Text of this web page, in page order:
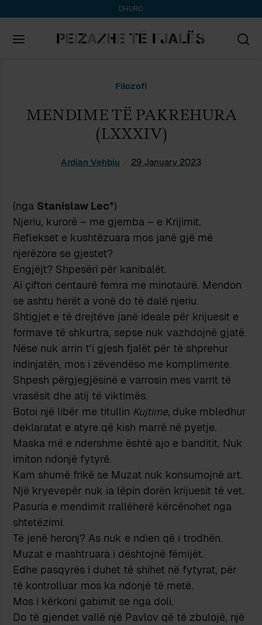
DHURO
Filozofi
MENDIME TË PAKREHURA
(LXXXIV)
Ardian Vehbiu 29 January 2023
(nga Stanislaw Lec*)
Njeriu, kurorë – me gjemba – e Krijimit.
Reflekset e kushtëzuara mos janë gjë më
njerëzore se gjestet?
Engjëjt? Shpesëri për kanibalët.
Ai çifton centaurë femra me minotaurë. Mendon
se ashtu herët a vonë do të dalë njeriu.
Shtigjet e të drejtëve janë ideale për krijuesit e
formave të shkurtra, sepse nuk vazhdojnë gjatë.
Nëse nuk arrin t’i gjesh fjalët për të shprehur
indinjatën, mos i zëvendëso me komplimente.
Shpesh përgjegjësinë e varrosin mes varrit të
vrasësit dhe atij të viktimës.
Botoi një libër me titullin Kujtime, duke mbledhur
deklaratat e atyre që kish marrë në pyetje.
Maska më e ndershme është ajo e banditit. Nuk
imiton ndonjë fytyrë.
Kam shumë frikë se Muzat nuk konsumojnë art.
Një kryevepër nuk ia lëpin dorën krijuesit të vet.
Pasuria e mendimit rrallëherë kërcënohet nga
shtetëzimi.
Të jenë heronj? As nuk e ndien që i trodhën.
Muzat e mashtruara i dështojnë fëmijët.
Edhe pasqyrës i duhet të shihet në fytyrat, për
të kontrolluar mos ka ndonjë të metë.
Mos i kërkoni gabimit se nga doli.
Do të gjendet vallë një Pavlov që të zbulojë, një